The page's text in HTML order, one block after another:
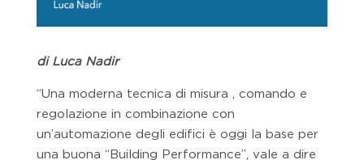
di Luca Nadir
“Una moderna tecnica di misura , comando e
regolazione in combinazione con
un’automazione degli edifici è oggi la base per
una buona “Building Performance”, vale a dire